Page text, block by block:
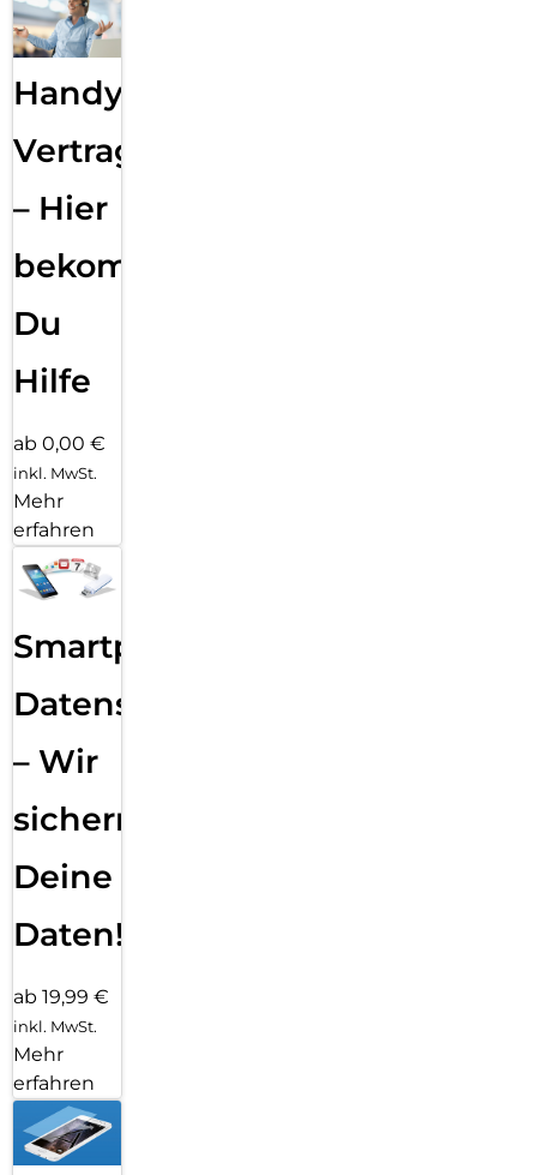
Handy
Vertragsabwicklung
– Hier
bekommst
Du
Hilfe
ab 0,00 €
inkl. MwSt.
Mehr
erfahren
Smartphone
Datensicherung
– Wir
sichern
Deine
Daten!
ab 19,99 €
inkl. MwSt.
Mehr
erfahren